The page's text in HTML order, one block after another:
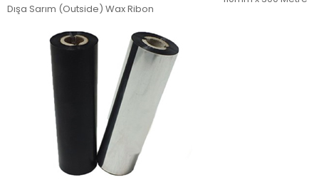
Dışa Sarım (Outside) Wax Ribon